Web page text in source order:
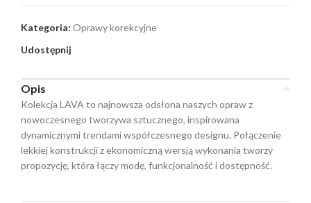
Kategoria: Oprawy korekcyjne
Udostępnij
Opis
Kolekcja LAVA to najnowsza odsłona naszych opraw z
nowoczesnego tworzywa sztucznego, inspirowana
dynamicznymi trendami współczesnego designu. Połączenie
lekkiej konstrukcji z ekonomiczną wersją wykonania tworzy
propozycję, która łączy modę, funkcjonalność i dostępność.